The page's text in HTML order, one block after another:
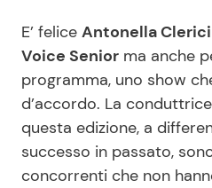
Mondo Mamma
News benessere
Salute
E’ felice Antonella
Voice Senior ma anche
programma, uno show
d’accordo. La
questa edizione, a
successo in passato,
concorrenti che non